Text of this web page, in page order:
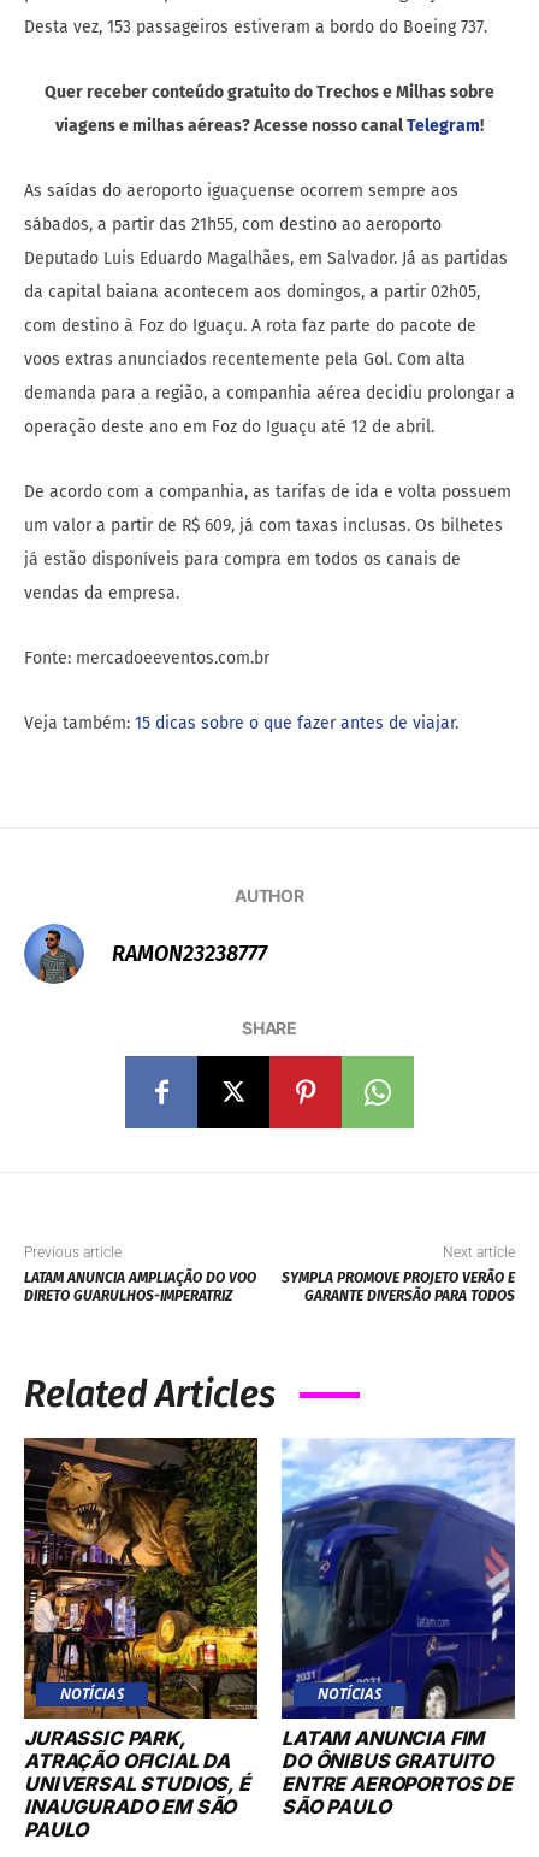
Desta vez, 153 passageiros estiveram a bordo do Boeing 737.
Quer receber conteúdo gratuito do Trechos e Milhas sobre
viagens e milhas aéreas? Acesse nosso canalTelegram!
As saídas do aeroporto iguaçuense ocorrem sempre aos
sábados, a partir das 21h55, com destino ao aeroporto
Deputado Luis Eduardo Magalhães, em Salvador. Já as partidas
da capital baiana acontecem aos domingos, a partir 02h05,
com destino à Foz do Iguaçu. A rota faz parte do pacote de
voos extras anunciados recentemente pela Gol. Com alta
demanda para a região, a companhia aérea decidiu prolongar a
operação deste ano em Foz do Iguaçu até 12 de abril.
De acordo com a companhia, as tarifas de ida e volta possuem
um valor a partir de R$ 609, já com taxas inclusas. Os bilhetes
já estão disponíveis para compra em todos os canais de
vendas da empresa.
Fonte: mercadoeeventos.com.br
Veja também: 15 dicas sobre o que fazer antes de viajar.
AUTHOR
RAMON23238777
SHARE
Previous article
LATAM ANUNCIA AMPLIAÇÃO DO VOO
DIRETO GUARULHOS-IMPERATRIZ
Next article
SYMPLA PROMOVE PROJETO VERÃO E
GARANTE DIVERSÃO PARA TODOS
Related Articles
NOTÍCIAS
JURASSIC PARK,
ATRAÇÃO OFICIAL DA
UNIVERSAL STUDIOS, É
INAUGURADO EM SÃO
PAULO
NOTÍCIAS
LATAM ANUNCIA FIM
DO ÔNIBUS GRATUITO
ENTRE AEROPORTOS DE
SÃO PAULO